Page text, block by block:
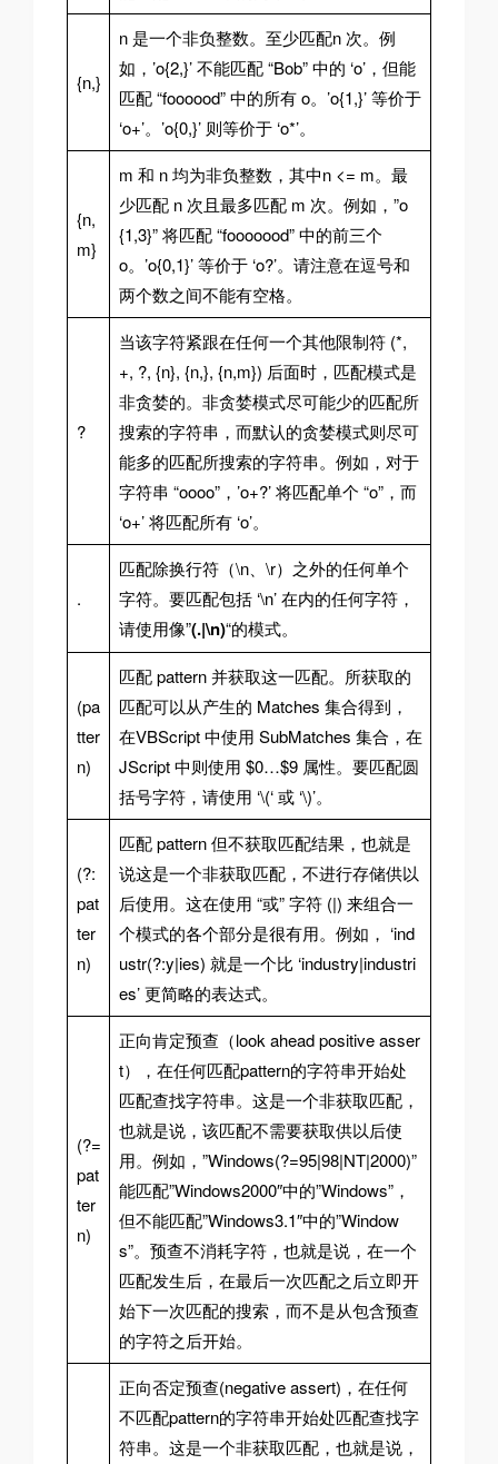
{n,}
n 是一个非负整数。至少匹配n 次。例
如，’o{2,}’ 不能匹配 “Bob” 中的 ‘o’，但能
匹配 “foooood” 中的所有 o。’o{1,}’ 等价于
‘o+’。’o{0,}’ 则等价于 ‘o*’。
{n,
m}
m 和 n 均为非负整数，其中n <= m。最
少匹配 n 次且最多匹配 m 次。例如，”o
{1,3}” 将匹配 “fooooood” 中的前三个
o。’o{0,1}’ 等价于 ‘o?’。请注意在逗号和
两个数之间不能有空格。
?
当该字符紧跟在任何一个其他限制符 (*,
+, ?, {n}, {n,}, {n,m}) 后面时，匹配模式是
非贪婪的。非贪婪模式尽可能少的匹配所
搜索的字符串，而默认的贪婪模式则尽可
能多的匹配所搜索的字符串。例如，对于
字符串 “oooo”，’o+?’ 将匹配单个 “o”，而
‘o+’ 将匹配所有 ‘o’。
.
匹配除换行符（\n、\r）之外的任何单个
字符。要匹配包括 ‘\n’ 在内的任何字符，
请使用像”(.|\n)“的模式。
(pa
tter
n)
匹配 pattern 并获取这一匹配。所获取的
匹配可以从产生的 Matches 集合得到，
在VBScript 中使用 SubMatches 集合，在
JScript 中则使用 $0…$9 属性。要匹配圆
括号字符，请使用 ‘\(‘ 或 ‘\)’。
(?:
pat
ter
n)
匹配 pattern 但不获取匹配结果，也就是
说这是一个非获取匹配，不进行存储供以
后使用。这在使用 “或” 字符 (|) 来组合一
个模式的各个部分是很有用。例如， ‘ind
ustr(?:y|ies) 就是一个比 ‘industry|industri
es’ 更简略的表达式。
(?=
pat
ter
n)
正向肯定预查（look ahead positive asser
t），在任何匹配pattern的字符串开始处
匹配查找字符串。这是一个非获取匹配，
也就是说，该匹配不需要获取供以后使
用。例如，”Windows(?=95|98|NT|2000)”
能匹配”Windows2000″中的”Windows”，
但不能匹配”Windows3.1″中的”Window
s”。预查不消耗字符，也就是说，在一个
匹配发生后，在最后一次匹配之后立即开
始下一次匹配的搜索，而不是从包含预查
的字符之后开始。
正向否定预查(negative assert)，在任何
不匹配pattern的字符串开始处匹配查找字
符串。这是一个非获取匹配，也就是说，